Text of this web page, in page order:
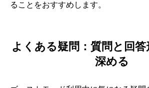
ることをおすすめします。
よくある疑問：質問と回
深める